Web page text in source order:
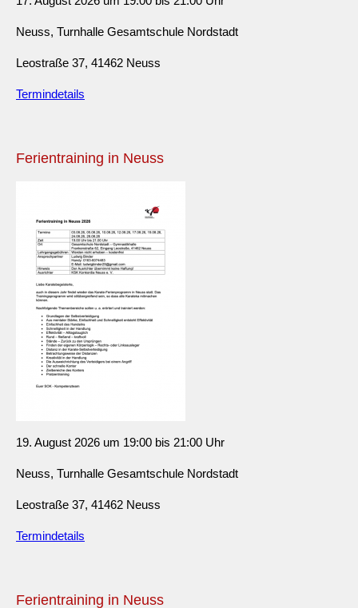
Neuss, Turnhalle Gesamtschule Nordstadt
Leostraße 37, 41462 Neuss
Termindetails
Ferientraining in Neuss
19. August 2026 um 19:00 bis 21:00 Uhr
Neuss, Turnhalle Gesamtschule Nordstadt
Leostraße 37, 41462 Neuss
Termindetails
Ferientraining in Neuss